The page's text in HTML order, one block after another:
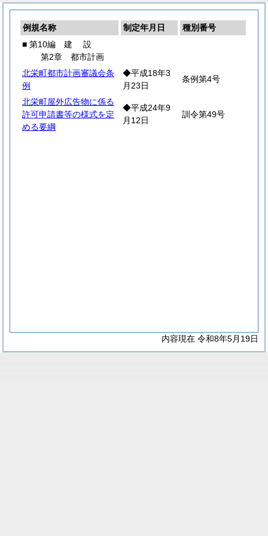
例規名称 制定年月日
種別番号
■ 第10編 建 設
第2章 都市計画
北栄町都市計画審議会条
例
◆平成18年3
月23日
条例第4号
北栄町屋外広告物に係る
許可申請書等の様式を定
める要綱
◆平成24年9
月12日
訓令第49号
内容現在 令和8年5月19日